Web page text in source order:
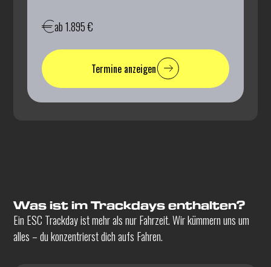
ab 1.895 €
Termine anzeigen
Was ist im Trackdays enthalten?
Ein ESC Trackday ist mehr als nur Fahrzeit. Wir kümmern uns um
alles – du konzentrierst dich aufs Fahren.